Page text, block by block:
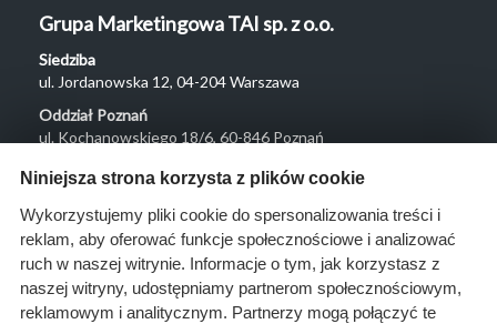
Grupa Marketingowa TAI sp. z o.o.
Siedziba
ul. Jordanowska 12, 04-204 Warszawa
Oddział Poznań
ul. Kochanowskiego 18/6, 60-846 Poznań
Menu
O nas
Rozwiązania
Monitoring
przetargów
Niniejsza strona korzysta z plików cookie
Wykorzystujemy pliki cookie do spersonalizowania treści i
reklam, aby oferować funkcje społecznościowe i analizować
ruch w naszej witrynie. Informacje o tym, jak korzystasz z
naszej witryny, udostępniamy partnerom społecznościowym,
reklamowym i analitycznym. Partnerzy mogą połączyć te